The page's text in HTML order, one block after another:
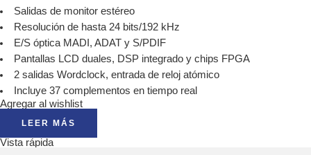
Salidas de monitor estéreo
Resolución de hasta 24 bits/192 kHz
E/S óptica MADI, ADAT y S/PDIF
Pantallas LCD duales, DSP integrado y chips FPGA
2 salidas Wordclock, entrada de reloj atómico
Incluye 37 complementos en tiempo real
Agregar al wishlist
LEER MÁS
Vista rápida